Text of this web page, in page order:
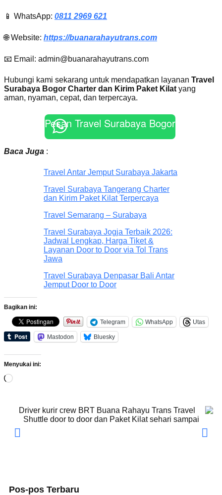
📱 WhatsApp: 0811 2969 621
🌐 Website: https://buanarahayutrans.com
📧 Email: admin@buanarahayutrans.com
Hubungi kami sekarang untuk mendapatkan layanan Travel
Surabaya Bogor Charter dan Kirim Paket Kilat yang
aman, nyaman, cepat, dan terpercaya.
Pesan Travel Surabaya Bogor
Baca Juga :
Travel Antar Jemput Surabaya Jakarta
Travel Surabaya Tangerang Charter
dan Kirim Paket Kilat Terpercaya
Travel Semarang – Surabaya
Travel Surabaya Jogja Terbaik 2026:
Jadwal Lengkap, Harga Tiket &
Layanan Door to Door via Tol Trans
Jawa
Travel Surabaya Denpasar Bali Antar
Jemput Door to Door
Bagikan ini:
Telegram WhatsApp Utas
Mastodon Bluesky
Menyukai ini:
Pos-pos Terbaru